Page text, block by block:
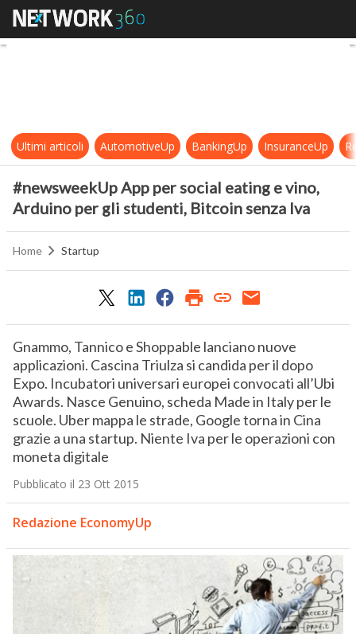
#newsweekUp App per social
Ultimi articoli AutomotiveUp BankingUp InsuranceUp
#newsweekUp App per social eating e vino,
Arduino per gli studenti, Bitcoin senza Iva
Home Startup
Gnammo, Tannico e Shoppable lanciano nuove
applicazioni. Cascina Triulza si candida per il dopo
Expo. Incubatori universari europei convocati all’Ubi
Awards. Nasce Genuino, scheda Made in Italy per le
scuole. Uber mappa le strade, Google torna in Cina
grazie a una startup. Niente Iva per le operazioni con
moneta digitale
Pubblicato il 23 Ott 2015
Redazione EconomyUp